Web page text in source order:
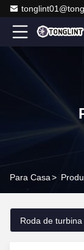
Para Casa>
Roda de turbina